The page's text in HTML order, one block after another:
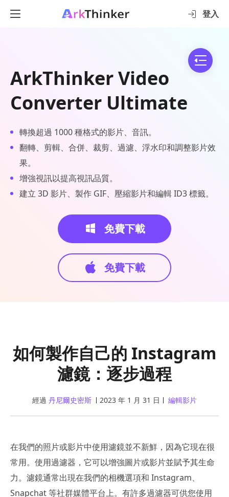
登入
ArkThinker Video
Converter Ultimate
轉換超過 1000 種格式的影片、音訊。
翻轉、剪輯、合併、裁剪、過濾、浮水印和調整影片效
果。
增強視訊以提高視訊品質。
建立 3D 影片、製作 GIF、壓縮影片和編輯 ID3 標籤。
免費下載
免費下載
如何製作自己的 Instagram
濾鏡：逐步過程
經過 丹尼爾史密斯 2023 年 1 月 31 日 編輯影片
在我們的照片或影片中使用濾鏡並不新鮮，因為它現在很
常用。使用過濾器，它可以增強圖片或影片並賦予其生命
力。濾鏡通常出現在我們的相機選項和 Instagram、
Snapchat 等社群媒體平台上。有許多過濾器可供您使用